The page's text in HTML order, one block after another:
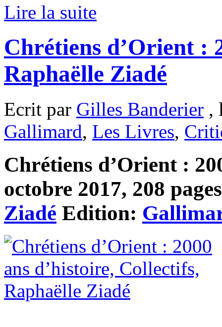
Lire la suite
Chrétiens d’Orient :
Raphaëlle Ziadé
Ecrit par Gilles Banderier ,
Gallimard, Les Livres,
Chrétiens d’Orient :
octobre 2017, 208
Ziadé Edition: